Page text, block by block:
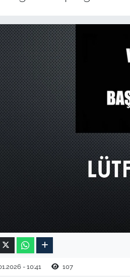
- 10:41 107